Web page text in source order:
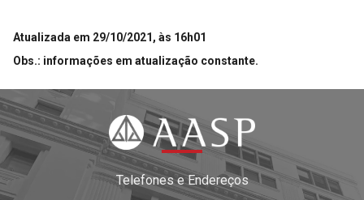
Atualizada em 29/10/2021, às 16h01
Obs.: informações em atualização constante.
Telefones e Endereços